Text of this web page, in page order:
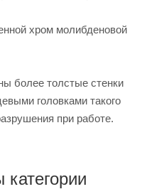
хром молибденовой
более толстые стенки
головками такого
при работе.